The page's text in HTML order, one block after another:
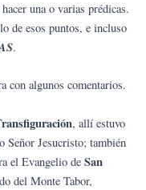
una o varias prédicas.
de esos puntos, e incluso
.
con algunos comentarios.
, allí estuvo
Señor Jesucristo; también
el Evangelio de San
del Monte Tabor,